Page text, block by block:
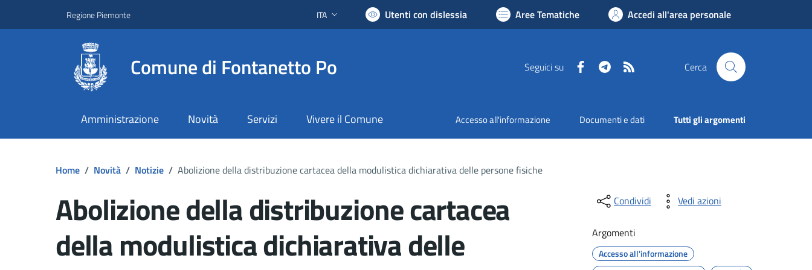
Regione Piemonte Lingua attiva:
ITA Utenti con dislessia Aree Tematiche Accedi all'area personale
Comune di Fontanetto Po Seguici su FacebookTelegram Cerca
Amministrazione Novità Servizi Vivere il Comune Accesso all'informazione Documenti e dati Tutti gli argomenti
Home / Novità / Notizie / Abolizione della distribuzione cartacea della modulistica dichiarativa delle persone fisiche
Abolizione della distribuzione cartacea
della modulistica dichiarativa delle
Condividi Vedi azioni
Argomenti
Accesso all'informazione